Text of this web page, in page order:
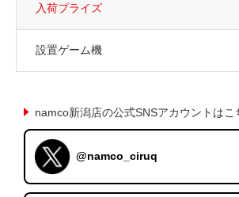
入荷プライズ
設置ゲーム機
namco新潟店の公式SNSアカウントはこ
@namco_ciruq